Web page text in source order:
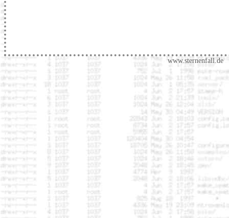
www.sternenfall.de